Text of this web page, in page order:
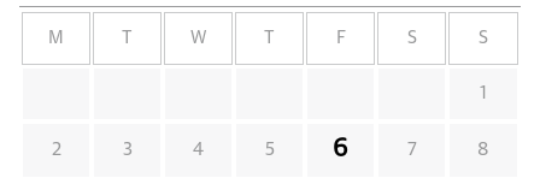
M W F S S
1
2 3 4 5 6 7 8